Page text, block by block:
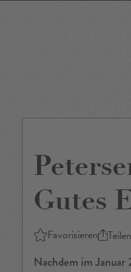
Gutes
Favorisieren Teilen
Nachdem im